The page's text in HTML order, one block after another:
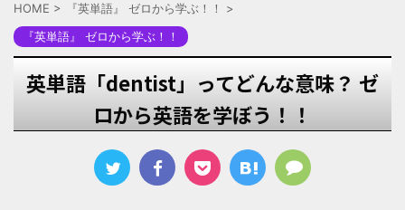
HOME > 『英単語』 ゼロから学ぶ！！
>
『英単語』 ゼロから学ぶ！！
英単語「dentist」ってどんな意味？ ゼ
ロから英語を学ぼう！！